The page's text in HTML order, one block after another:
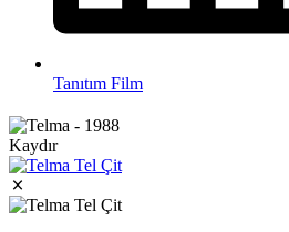
Tanıtım Film
Kaydır